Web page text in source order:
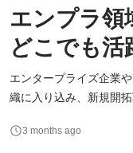
エンプラ領
どこでも活
エンタープライズ企業
織に入り込み、新規開
ことが特徴です。 ＜業務の流れ＞ フィールドセールスが受注した既存クライアントを担当し、1人あたり約5社
3 months ago